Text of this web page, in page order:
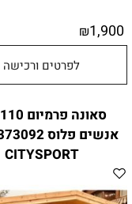
₪1,900
לפרטים ורכישה
CITYSPORT